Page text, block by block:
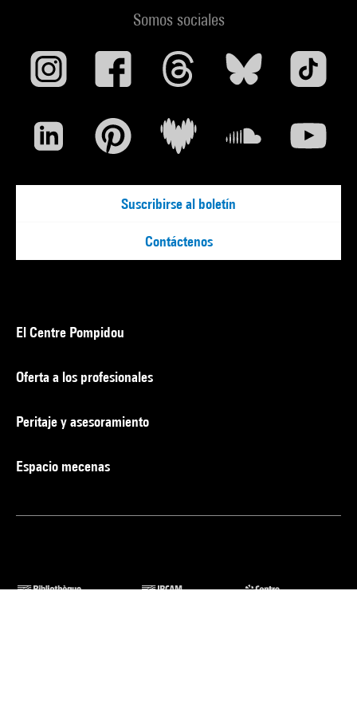
Somos sociales
Suscribirse al boletín
Contáctenos
El Centre Pompidou
Oferta a los profesionales
Peritaje y asesoramiento
Espacio mecenas